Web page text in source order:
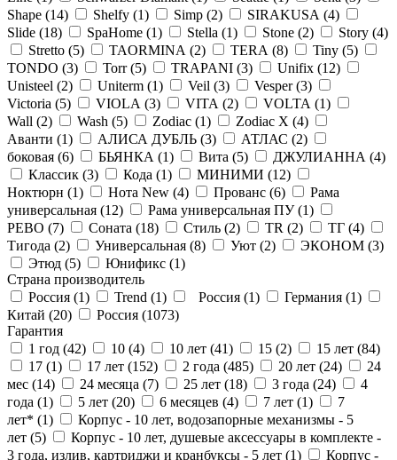
Shape (14) Shelfy (1) Simp (2) SIRAKUSA (4)
Slide (18) SpaHome (1) Stella (1) Stone (2) Story (4)
Stretto (5) TAORMINA (2) TERA (8) Tiny (5)
TONDO (3) Torr (5) TRAPANI (3) Unifix (12)
Unisteel (2) Uniterm (1) Veil (3) Vesper (3)
Victoria (5) VIOLA (3) VITA (2) VOLTA (1)
Wall (2) Wash (5) Zodiac (1) Zodiac X (4)
Аванти (1) АЛИСА ДУБЛЬ (3) АТЛАС (2)
боковая (6) БЬЯНКА (1) Вита (5) ДЖУЛИАННА (4)
Классик (3) Кода (1) МИНИМИ (12)
Ноктюрн (1) Нота New (4) Прованс (6)
Рама
универсальная (12) Рама универсальная ПУ (1)
РЕВО (7) Соната (18) Стиль (2) ТR (2) ТГ (4)
Тигода (2) Универсальная (8) Уют (2) ЭКОНОМ (3)
Этюд (5) Юнификс (1)
Страна производитель
Россия (1) Trend (1) Россия (1) Германия (1)
Китай (20) Россия (1073)
Гарантия
1 год (42) 10 (4) 10 лет (41) 15 (2) 15 лет (84)
17 (1) 17 лет (152) 2 года (485) 20 лет (24)
24
мес (14) 24 месяца (7) 25 лет (18) 3 года (24)
4
года (1) 5 лет (20) 6 месяцев (4) 7 лет (1)
7
лет* (1)
Корпус - 10 лет, водозапорные механизмы - 5
лет (5)
Корпус - 10 лет, душевые аксессуары в комплекте -
3 года, излив, картриджи и кранбуксы - 5 лет (1) Корпус -